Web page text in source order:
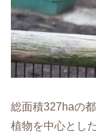
総面積327haの
植物を中心とし